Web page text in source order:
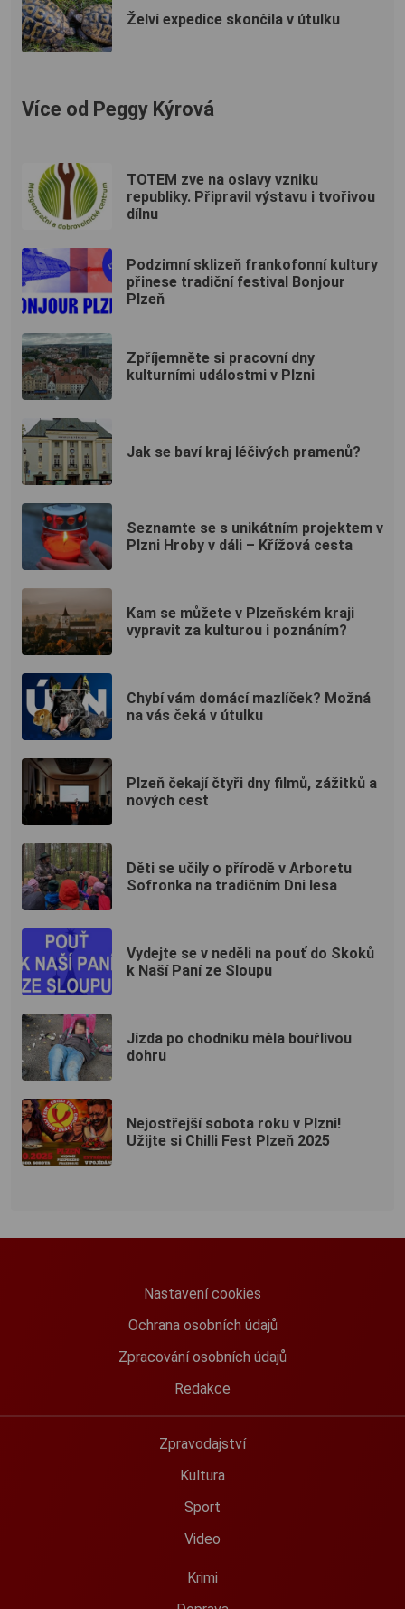
Želví expedice skončila v útulku
Více od Peggy Kýrová
TOTEM zve na oslavy vzniku
republiky. Připravil výstavu i tvořivou
dílnu
Podzimní sklizeň frankofonní kultury
přinese tradiční festival Bonjour
Plzeň
Zpříjemněte si pracovní dny
kulturními událostmi v Plzni
Jak se baví kraj léčivých pramenů?
Seznamte se s unikátním projektem v
Plzni Hroby v dáli – Křížová cesta
Kam se můžete v Plzeňském kraji
vypravit za kulturou i poznáním?
Chybí vám domácí mazlíček? Možná
na vás čeká v útulku
Plzeň čekají čtyři dny filmů, zážitků a
nových cest
Děti se učily o přírodě v Arboretu
Sofronka na tradičním Dni lesa
Vydejte se v neděli na pouť do Skoků
k Naší Paní ze Sloupu
Jízda po chodníku měla bouřlivou
dohru
Nejostřejší sobota roku v Plzni!
Užijte si Chilli Fest Plzeň 2025
Nastavení cookies
Ochrana osobních údajů
Zpracování osobních údajů
Redakce
Zpravodajství
Kultura
Sport
Video
Krimi